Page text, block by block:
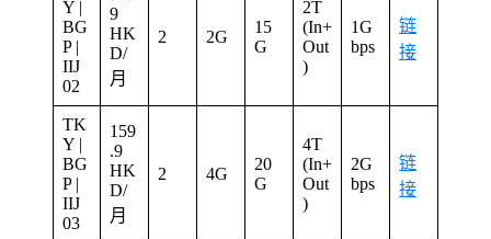
Y |
BG
P |
IIJ
02
9
HK
D/
月
2 2G
15
G
2T
(In+
Out
)
1G
bps
链
接
TK
Y |
BG
P |
IIJ
03
159
.9
HK
D/
月
2 4G
20
G
4T
(In+
Out
)
2G
bps
链
接